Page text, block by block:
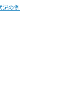
の例